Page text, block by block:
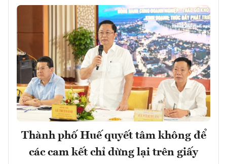
Thành phố Huế quyết tâm không để
các cam kết chỉ dừng lại trên giấy